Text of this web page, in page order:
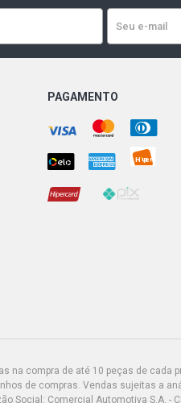
FOCUS
(2010 - 2012)
FOCUS
(2010 - 2012)
DURATEC
FOCUS
SEDAN 2.0
PAGAMENTO
compra de até 10 peças de
de compras. Vendas sujeitas a
Social: Comercial Automotiva S.A. -